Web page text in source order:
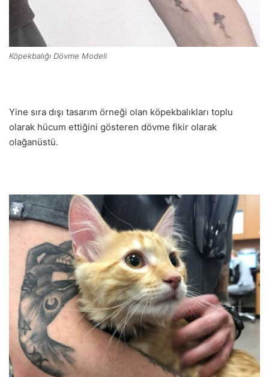
Köpekbalığı Dövme Modeli
Yine sıra dışı tasarım örneği olan köpekbalıkları toplu
olarak hücum ettiğini gösteren dövme fikir olarak
olağanüstü.